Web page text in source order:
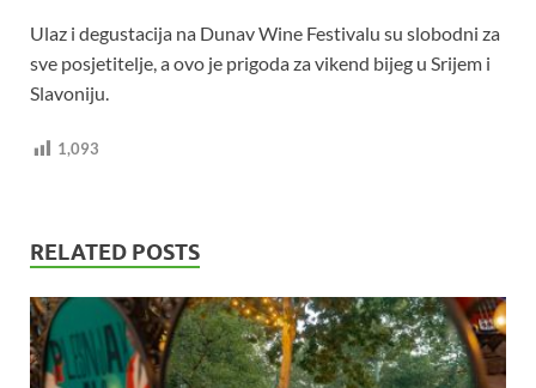
Ulaz i degustacija na Dunav Wine Festivalu su slobodni za
sve posjetitelje, a ovo je prigoda za vikend bijeg u Srijem i
Slavoniju.
1,093
RELATED POSTS